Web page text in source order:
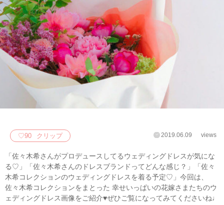
♡90 クリップ 2019.06.09 views
「佐々木希さんがプロデュースしてるウェディングドレスが気にな
る♡」「佐々木希さんのドレスブランドってどんな感じ？」「佐々
木希コレクションのウェディングドレスを着る予定♡」今回は、
佐々木希コレクションをまとった 幸せいっぱいの花嫁さまたちのウ
ェディングドレス画像をご紹介♥ぜひご覧になってみてくださいね♩